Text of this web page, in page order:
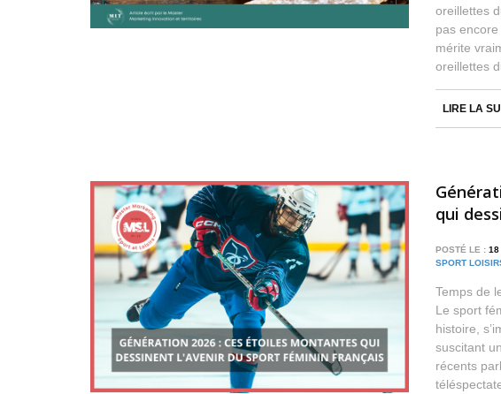
oreillettes
pas
mérite
oreillettes
LIRE LA
qui
POSTÉ LE : 18
SPORT
Temps de
Le sport
histoire,
suscitant
récents